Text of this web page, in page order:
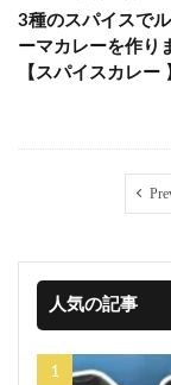
3種のスパイスで
ーマカレーを作り
【スパイスカレー
人気の記事